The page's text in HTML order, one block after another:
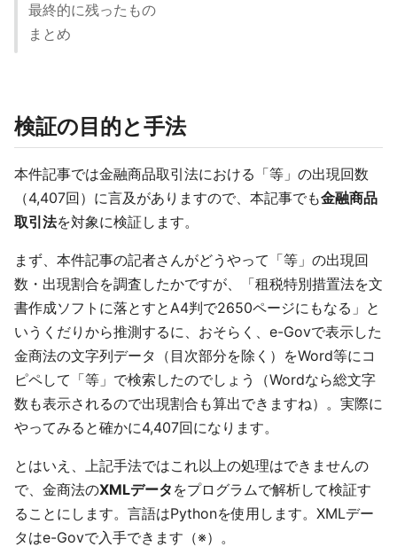
最終的に残ったもの
まとめ
検証の目的と手法
本件記事では金融商品取引法における「等」の出現回数
（4,407回）に言及がありますので、本記事でも金融商品
取引法を対象に検証します。
まず、本件記事の記者さんがどうやって「等」の出現回
数・出現割合を調査したかですが、「租税特別措置法を文
書作成ソフトに落とすとA4判で2650ページにもなる」と
いうくだりから推測するに、おそらく、e-Govで表示した
金商法の文字列データ（目次部分を除く）をWord等にコ
ピペして「等」で検索したのでしょう（Wordなら総文字
数も表示されるので出現割合も算出できますね）。実際に
やってみると確かに4,407回になります。
とはいえ、上記手法ではこれ以上の処理はできませんの
で、金商法のXMLデータ をプログラムで解析して検証す
ることにします。言語はPythonを使用します。XMLデー
タはe-Govで入手できます（※）。